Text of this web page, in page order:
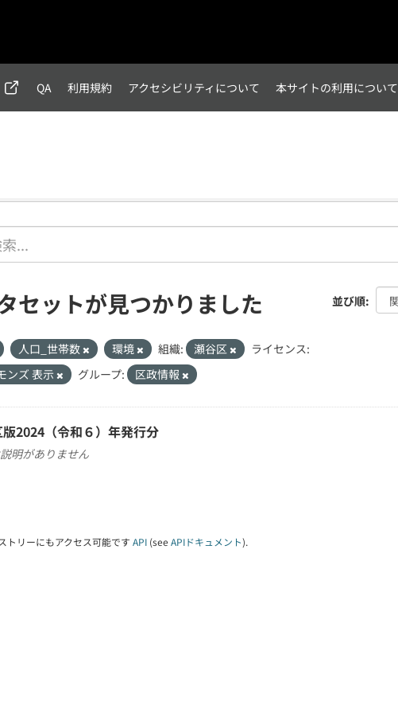
QA 利用規約 アクセシビリティについて 本サイトの利用について
並び順
セットが見つかりました
人口_世帯数 環境 組織: 瀬谷区
ライセンス:
ンズ 表示
グループ: 区政情報
2024（令和６）年発行分
明がありません
トリーにもアクセス可能です API (see APIドキュメント).